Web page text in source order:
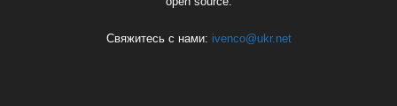
Свяжитесь с нами: ivenco@ukr.net